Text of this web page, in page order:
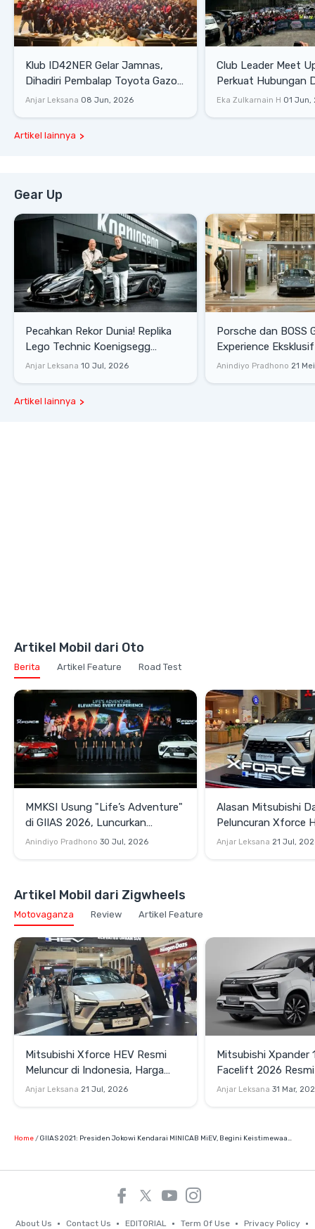
Klub ID42NER Gelar Jamnas,
Dihadiri Pembalap Toyota Gazoo
Racing
Anjar Leksana 08 Jun, 2026
Club Leader Meet
Perkuat Hubungan
Dengan Komunitas
Eka Zulkarnain H 01 Jun,
Artikel lainnya
Gear Up
Pecahkan Rekor Dunia! Replika
Lego Technic Koenigsegg
Sadair's Spear Ukuran Asli Sukses
Anjar Leksana 10 Jul, 2026
Porsche dan BOSS
Experience
Senayan, Hadirkan
Anindiyo Pradhono 21
Artikel lainnya
Artikel Mobil dari Oto
Berita Artikel Feature Road Test
MMKSI Usung "Life’s Adventure"
di GIIAS 2026, Luncurkan
Mitsubishi New Xforce Rakitan
Anindiyo Pradhono 30 Jul, 2026
Alasan Mitsubishi
Peluncuran Xforce
Xpander Hybrid di
Anjar Leksana 21 Jul,
Artikel Mobil dari Zigwheels
Motovaganza Review Artikel Feature
Mitsubishi Xforce HEV Resmi
Meluncur di Indonesia, Harga
Rp445 Juta dan Garansi Baterai
Anjar Leksana 21 Jul, 2026
Mitsubishi Xpander
Facelift 2026
Harga Lampaui
Anjar Leksana 31 Mar,
Home GIIAS 2021: Presiden Jokowi Kendarai MINICAB MiEV, Begini Keistimewaannya
About Us Contact Us EDITORIAL Term Of Use Privacy Policy